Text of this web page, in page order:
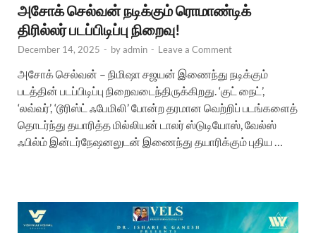
அசோக் செல்வன் நடிக்கும் ரொமாண்டிக்
திரில்லர் படப்பிடிப்பு நிறைவு!
December 14, 2025 - byadmin - Leave a Comment
அசோக் செல்வன் – நிமிஷா சஜயன் இணைந்து நடிக்கும்
படத்தின் படப்பிடிப்பு நிறைவடைந்திருக்கிறது. ‘குட் நைட்’,
‘லவ்வர்’, ‘டூரிஸ்ட் ஃபேமிலி’ போன்ற தரமான வெற்றிப் படங்களைத்
தொடர்ந்து தயாரித்த மில்லியன் டாலர் ஸ்டுடியோஸ், வேல்ஸ்
ஃபில்ம் இன்டர்நேஷனலுடன் இணைந்து தயாரிக்கும் புதிய …